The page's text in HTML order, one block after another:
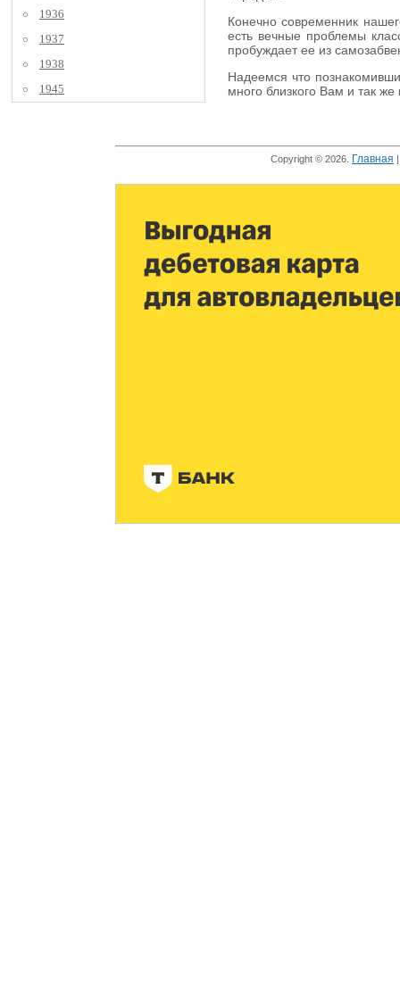
1936
1937
1938
1945
Конечно современник
есть вечные проблемы
пробуждает ее из
Надеемся что
много близкого Вам и так
Copyright © 2026. Главная